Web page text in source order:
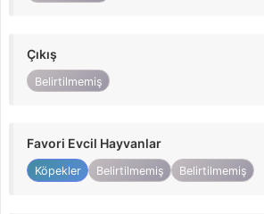
Çıkış
Belirtilmemiş
Favori Evcil Hayvanlar
Köpekler Belirtilmemiş Belirtilmemiş